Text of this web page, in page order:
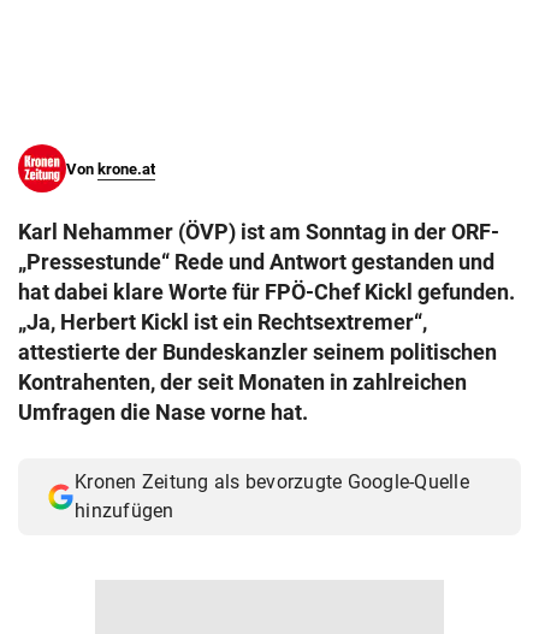
Von krone.at
Karl Nehammer (ÖVP) ist am Sonntag in der ORF-
„Pressestunde“ Rede und Antwort gestanden und
hat dabei klare Worte für FPÖ-Chef Kickl gefunden.
„Ja, Herbert Kickl ist ein Rechtsextremer“,
attestierte der Bundeskanzler seinem politischen
Kontrahenten, der seit Monaten in zahlreichen
Umfragen die Nase vorne hat.
Kronen Zeitung als bevorzugte Google-Quelle
hinzufügen